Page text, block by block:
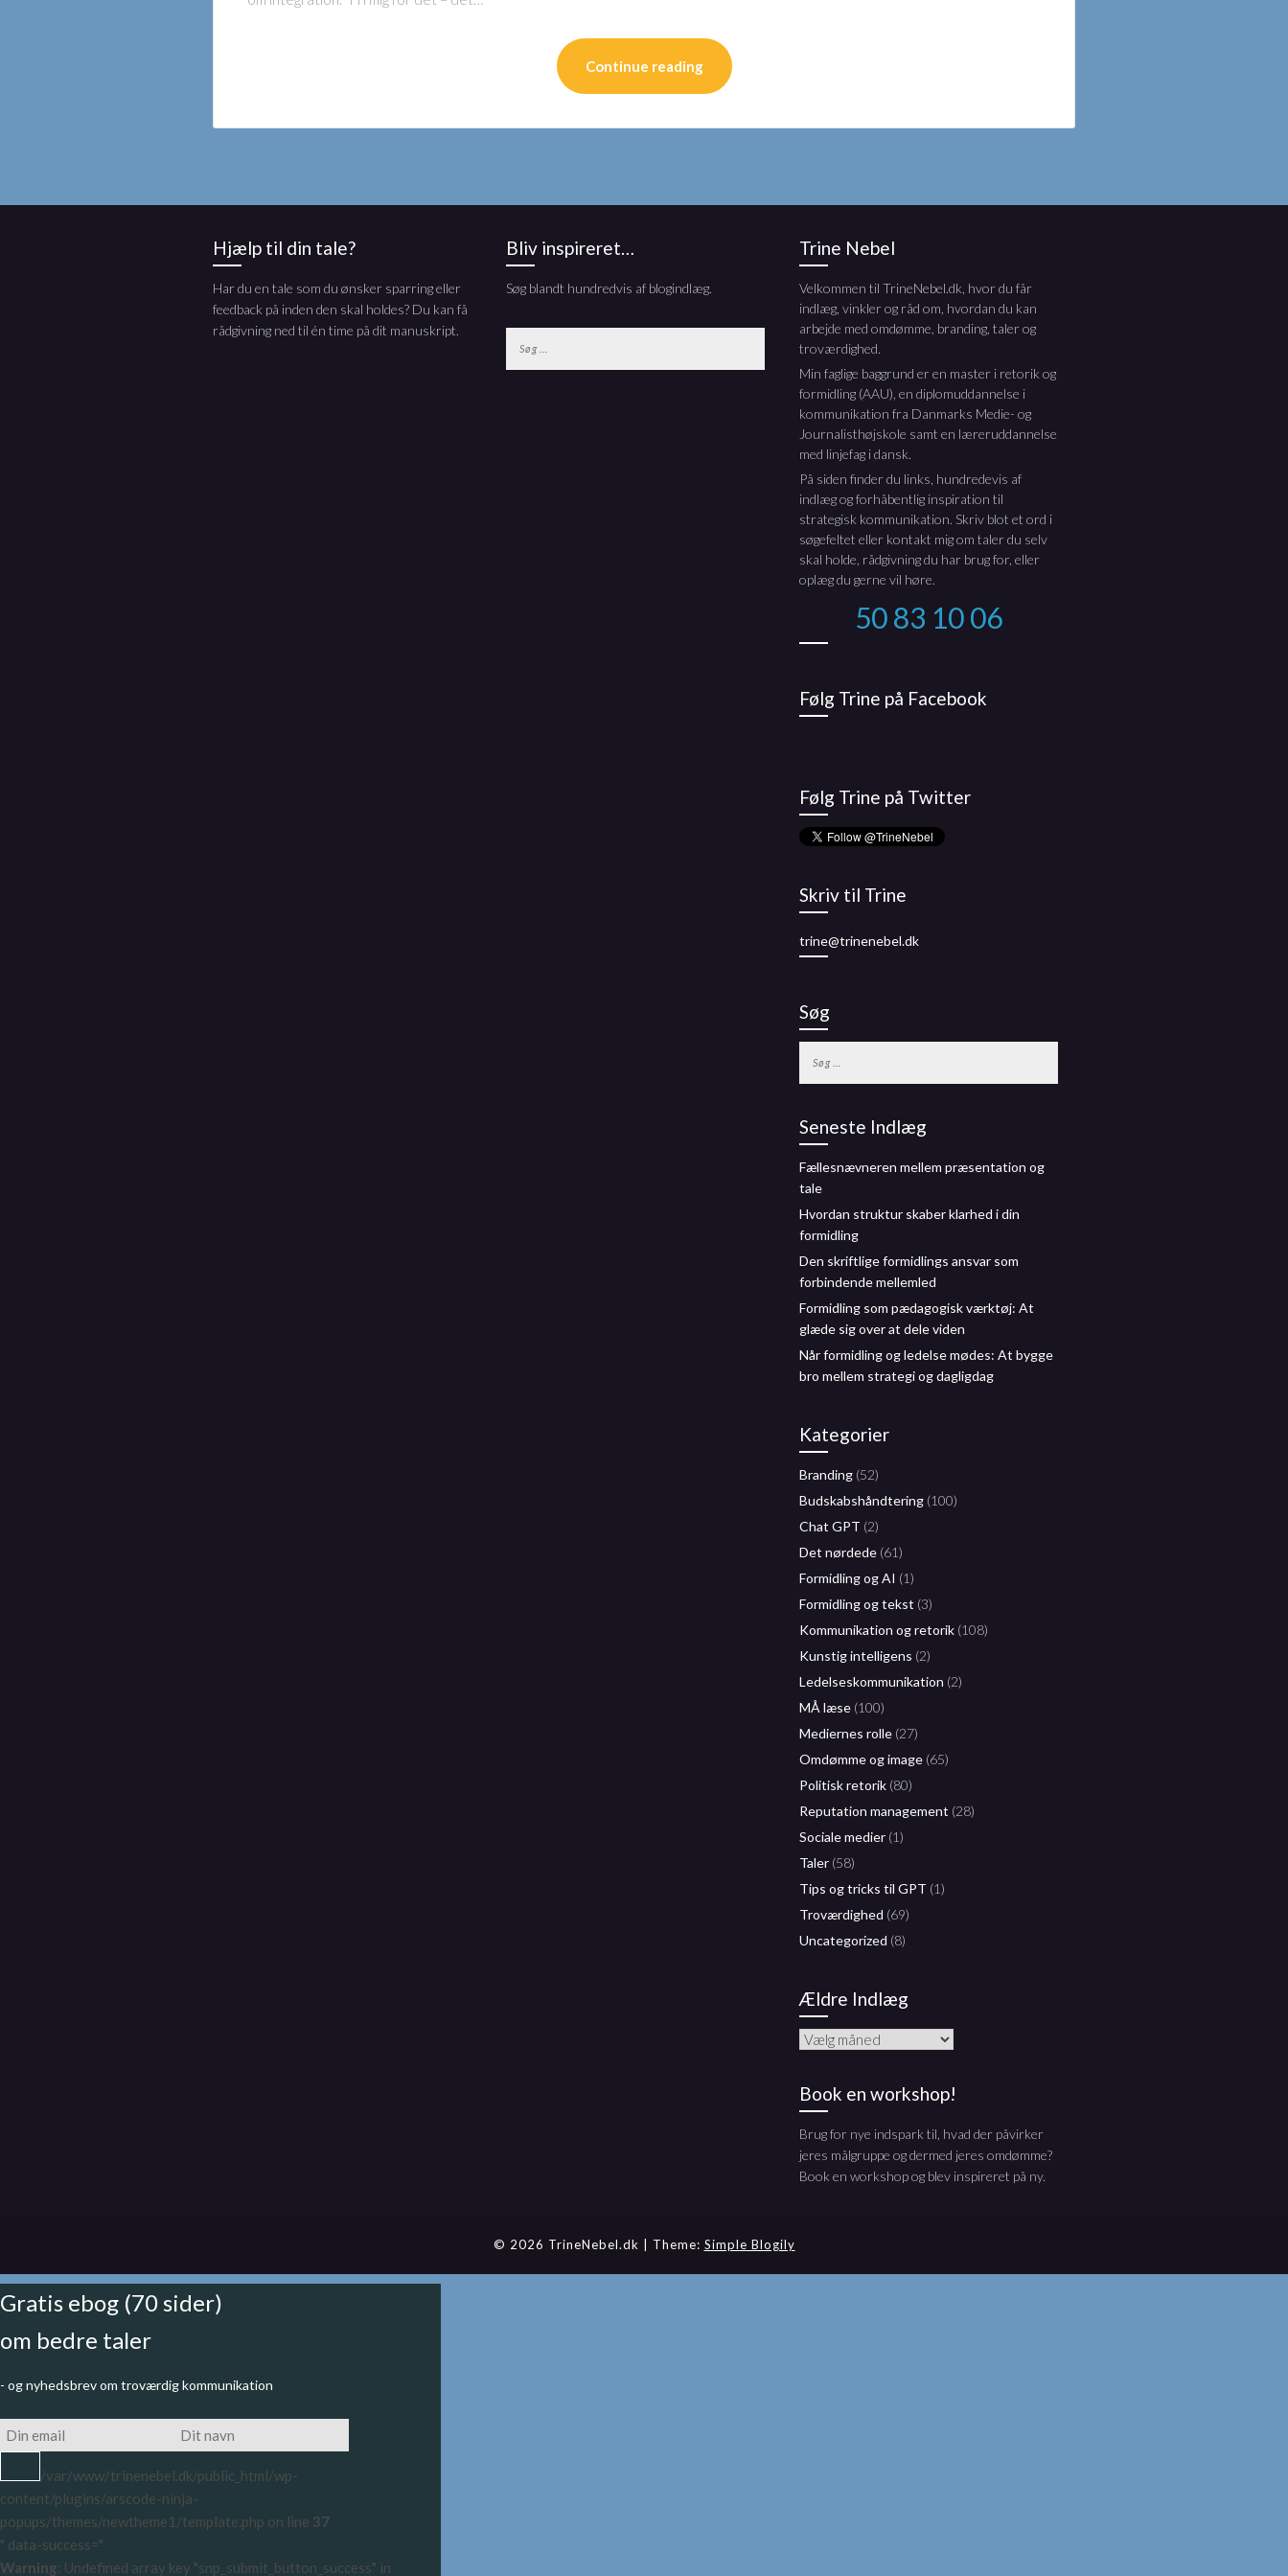
Continue reading
Hjælp til din tale?
Har du en tale som du ønsker sparring eller
feedback på inden den skal holdes? Du kan få
rådgivning ned til én time på dit manuskript.
Bliv inspireret…
Søg blandt hundredvis af blogindlæg.
efter:
Trine Nebel
Velkommen til TrineNebel.dk, hvor du får
indlæg, vinkler og råd om, hvordan du kan
arbejde med omdømme, branding, taler og
troværdighed.
Min faglige baggrund er en master i retorik og
formidling (AAU), en diplomuddannelse i
kommunikation fra Danmarks Medie- og
Journalisthøjskole samt en læreruddannelse
med linjefag i dansk.
På siden finder du links, hundredevis af
indlæg og forhåbentlig inspiration til
strategisk kommunikation. Skriv blot et ord i
søgefeltet eller kontakt mig om taler du selv
skal holde, rådgivning du har brug for, eller
oplæg du gerne vil høre.
50 83 10 06
Følg Trine på Facebook
Følg Trine på Twitter
Skriv til Trine
trine@trinenebel.dk
Søg
efter:
Seneste Indlæg
Fællesnævneren mellem præsentation og
tale
Hvordan struktur skaber klarhed i din
formidling
Den skriftlige formidlings ansvar som
forbindende mellemled
Formidling som pædagogisk værktøj: At
glæde sig over at dele viden
Når formidling og ledelse mødes: At bygge
bro mellem strategi og dagligdag
Kategorier
Branding (52)
Budskabshåndtering (100)
Chat GPT (2)
Det nørdede (61)
Formidling og AI (1)
Formidling og tekst (3)
Kommunikation og retorik (108)
Kunstig intelligens (2)
Ledelseskommunikation (2)
MÅ læse (100)
Mediernes rolle (27)
Omdømme og image (65)
Politisk retorik (80)
Reputation management (28)
Sociale medier (1)
Taler (58)
Tips og tricks til GPT (1)
Troværdighed (69)
Uncategorized (8)
Ældre Indlæg
Ældre
Book en workshop!
Brug for nye indspark til, hvad der påvirker
jeres målgruppe og dermed jeres omdømme?
Book en workshop og blev inspireret på ny.
© 2026 TrineNebel.dk | Theme: Simple Blogily
Gratis ebog (70 sider)
om bedre taler
- og nyhedsbrev om troværdig kommunikation
/var/www/trinenebel.dk/public_html/wp-
content/plugins/arscode-ninja-
popups/themes/newtheme1/template.php on line 37
" data-success="
Warning: Undefined array key "snp_submit_button_success" in